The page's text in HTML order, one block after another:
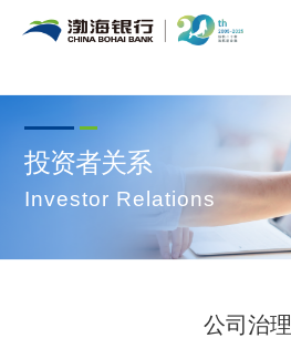
投资者关系
Investor Relations
公司治理